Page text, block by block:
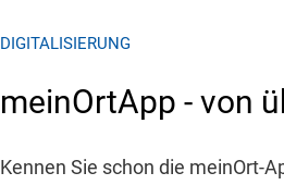
DIGITALISIERUNG
meinOrtApp - von
Kennen Sie schon die meinOrt-